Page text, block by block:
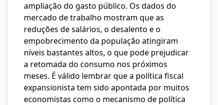
ampliação do gasto público. Os dados do
mercado de trabalho mostram que as
reduções de salários, o desalento e o
empobrecimento da população atingiram
níveis bastantes altos, o que pode prejudicar
a retomada do consumo nos próximos
meses. É válido lembrar que a política fiscal
expansionista tem sido apontada por muitos
economistas como o mecanismo de política